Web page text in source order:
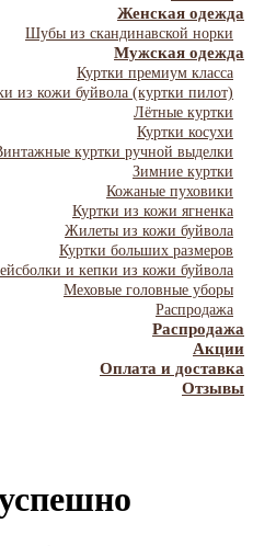
Женская одежда
Шубы из скандинавской норки
Мужская одежда
Куртки премиум класса
из кожи буйвола (куртки пилот)
Лётные куртки
Куртки косухи
куртки ручной выделки
Зимние куртки
Кожаные пуховики
Куртки из кожи ягненка
Жилеты из кожи буйвола
Куртки больших размеров
и кепки из кожи буйвола
Меховые головные уборы
Распродажа
Распродажа
Акции
Оплата и доставка
Отзывы